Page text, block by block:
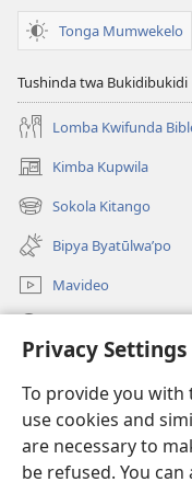
Privacy Settings
To provide you with
use cookies and
are necessary to
be refused. You
Tonga Mumwekelo
Tushinda twa Bukidibukidi
Lomba Kwifunda
Kimba Kupwila
(opens
new
window)
Sokola Kitango
(opens
new
window)
Bipya Byatūlwa’po
Mavideo
(opens
window)Watchtower KIBĪKO
(opens
new